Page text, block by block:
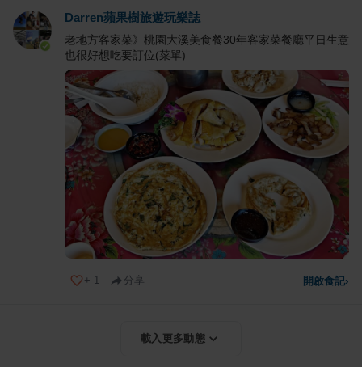
Darren蘋果樹旅遊玩樂誌
老地方客家菜》桃園大溪美食餐30年客家菜餐廳平日生意
也很好想吃要訂位(菜單)
+ 1 分享 開啟食記›
載入更多動態